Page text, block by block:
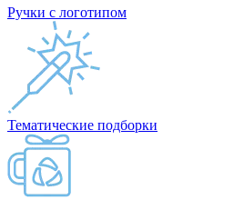
Ручки с логотипом
Тематические подборки